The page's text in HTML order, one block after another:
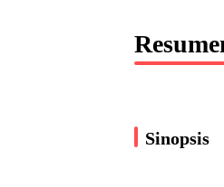
Sinopsis